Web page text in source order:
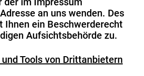
an uns wenden. Des
Ihnen ein Beschwerderecht
Aufsichtsbehörde zu.
Tools von Drittanbietern